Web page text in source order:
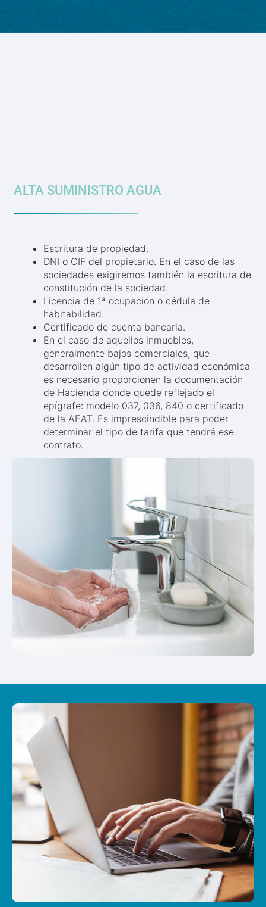
ALTA SUMINISTRO AGUA
Escritura de propiedad.
DNI o CIF del propietario. En el caso de las
sociedades exigiremos también la escritura de
constitución de la sociedad.
Licencia de 1ª ocupación o cédula de
habitabilidad.
Certificado de cuenta bancaria.
En el caso de aquellos inmuebles,
generalmente bajos comerciales, que
desarrollen algún tipo de actividad económica
es necesario proporcionen la documentación
de Hacienda donde quede reflejado el
epígrafe: modelo 037, 036, 840 o certificado
de la AEAT. Es imprescindible para poder
determinar el tipo de tarifa que tendrá ese
contrato.